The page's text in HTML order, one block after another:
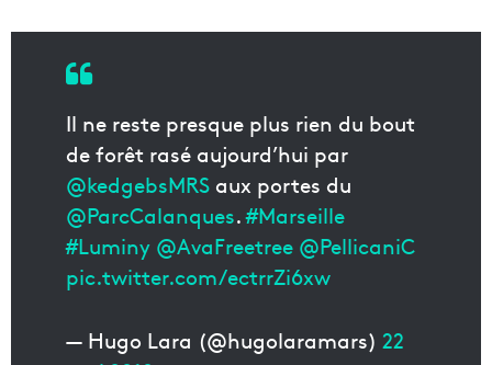
Il ne reste presque plus rien du bout
de forêt rasé aujourd’hui par
@kedgebsMRS aux portes du
@ParcCalanques.#Marseille
#Luminy @AvaFreetree @PellicaniC
pic.twitter.com/ectrrZi6xw
— Hugo Lara (@hugolaramars) 22